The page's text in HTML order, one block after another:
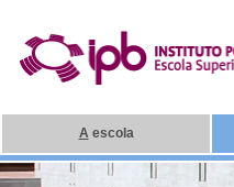
A escola